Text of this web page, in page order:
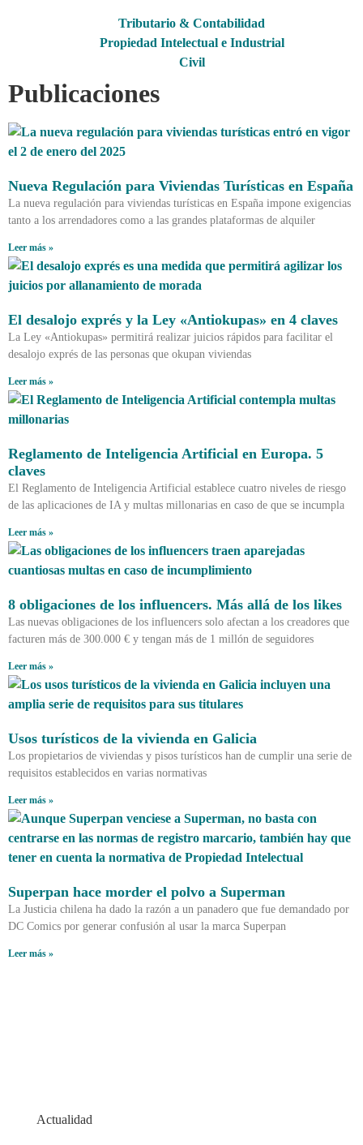
Tributario & Contabilidad
Propiedad Intelectual e Industrial
Civil
Publicaciones
Nueva Regulación para Viviendas Turísticas en España
La nueva regulación para viviendas turísticas en España impone exigencias
tanto a los arrendadores como a las grandes plataformas de alquiler
Leer más »
El desalojo exprés y la Ley «Antiokupas» en 4 claves
La Ley «Antiokupas» permitirá realizar juicios rápidos para facilitar el
desalojo exprés de las personas que okupan viviendas
Leer más »
Reglamento de Inteligencia Artificial en Europa. 5
claves
El Reglamento de Inteligencia Artificial establece cuatro niveles de riesgo
de las aplicaciones de IA y multas millonarias en caso de que se incumpla
Leer más »
8 obligaciones de los influencers. Más allá de los likes
Las nuevas obligaciones de los influencers solo afectan a los creadores que
facturen más de 300.000 € y tengan más de 1 millón de seguidores
Leer más »
Usos turísticos de la vivienda en Galicia
Los propietarios de viviendas y pisos turísticos han de cumplir una serie de
requisitos establecidos en varias normativas
Leer más »
Superpan hace morder el polvo a Superman
La Justicia chilena ha dado la razón a un panadero que fue demandado por
DC Comics por generar confusión al usar la marca Superpan
Leer más »
Actualidad